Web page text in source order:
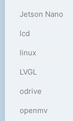
Jetson Nano
lcd
linux
LVGL
odrive
openmv